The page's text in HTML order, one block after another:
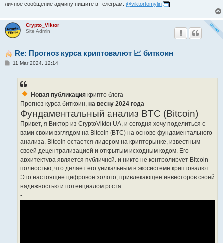
личное сообщение админу пишите в телеграм: @viktortomylin
Crypto_Viktor
Site Admin
Re: Прогноз курса криптовалют 📈 биткоин
P11 Mar 2024, 12:14
Новая публикация крипто блога
Прогноз курса биткоин, на весну 2024 года
Фундаментальный анализ BTC (Bitcoin)
Привет, я Виктор из CryptoViktor UA, и сегодня хочу поделиться с
вами своим взглядом на Bitcoin (BTC) на основе фундаментального
анализа. Bitcoin остается лидером на крипторынке, известным
своей децентрализацией и открытым исходным кодом. Его
архитектура является публичной, и никто не контролирует Bitcoin
полностью, что делает его уникальным в экосистеме криптовалют.
Это настоящее цифровое золото, привлекающее инвесторов своей
надежностью и потенциалом роста.
-